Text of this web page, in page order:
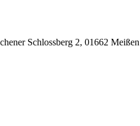
Schlossberg 2, 01662 Meißen